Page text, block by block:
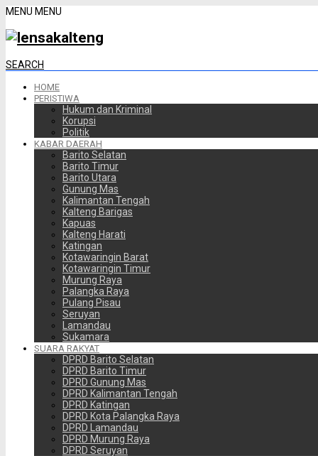
MENU MENU
SEARCH
HOME
PERISTIWA
Hukum dan Kriminal
Korupsi
Politik
KABAR DAERAH
Barito Selatan
Barito Timur
Barito Utara
Gunung Mas
Kalimantan Tengah
Kalteng Barigas
Kapuas
Kalteng Harati
Katingan
Kotawaringin Barat
Kotawaringin Timur
Murung Raya
Palangka Raya
Pulang Pisau
Seruyan
Lamandau
Sukamara
SUARA RAKYAT
DPRD Barito Selatan
DPRD Barito Timur
DPRD Gunung Mas
DPRD Kalimantan Tengah
DPRD Katingan
DPRD Kota Palangka Raya
DPRD Lamandau
DPRD Murung Raya
DPRD Seruyan